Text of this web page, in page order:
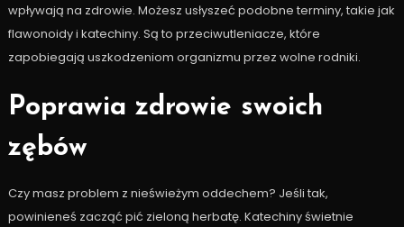
wpływają na zdrowie. Możesz usłyszeć podobne terminy, takie jak
flawonoidy i katechiny. Są to przeciwutleniacze, które
zapobiegają uszkodzeniom organizmu przez wolne rodniki.
Poprawia zdrowie swoich
zębów
Czy masz problem z nieświeżym oddechem? Jeśli tak,
powinieneś zacząć pić zieloną herbatę. Katechiny świetnie